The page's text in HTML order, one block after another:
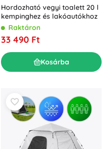
Hordozható vegyi toalett 20 l
kempinghez és lakóautókhoz
Raktáron
33 490 Ft
Kosárba